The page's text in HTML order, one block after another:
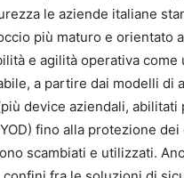
le aziende italiane
più maturo e orientato a
e agilità operativa come
a partire dai modelli di
device aziendali, abilitati
fino alla protezione
scambiati e utilizzati.